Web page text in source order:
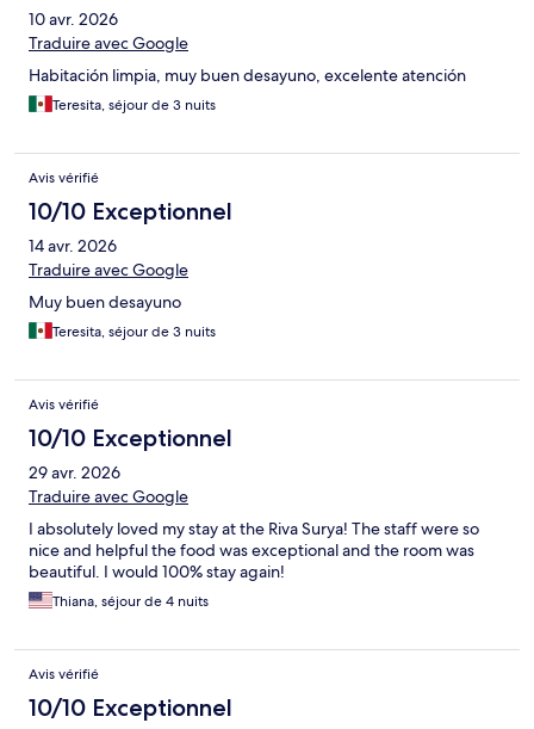
10 avr. 2026
Traduire avec Google
Habitación limpia, muy buen desayuno, excelente atención
Teresita, séjour de 3 nuits
Avis vérifié
10/10 Exceptionnel
14 avr. 2026
Traduire avec Google
Muy buen desayuno
Teresita, séjour de 3 nuits
Avis vérifié
10/10 Exceptionnel
29 avr. 2026
Traduire avec Google
I absolutely loved my stay at the Riva Surya! The staff were so
nice and helpful the food was exceptional and the room was
beautiful. I would 100% stay again!
Thiana, séjour de 4 nuits
Avis vérifié
10/10 Exceptionnel